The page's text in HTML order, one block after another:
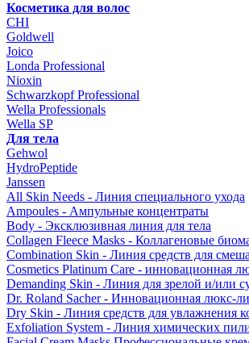
Косметика для волос
CHI
Goldwell
Joico
Londa Professional
Nioxin
Schwarzkopf Professional
Wella Professionals
Wella SP
Для тела
Gehwol
HydroPeptide
Janssen
All Skin Needs - Линия специального ухода
Ampoules - Ампульные концентраты
Body - Эксклюзивная линия для тела
Collagen Fleece Masks - Коллагеновые
Combination Skin - Линия средств для
Cosmetics Platinum Care - инновационная
Demanding Skin - Линия для зрелой и/или
Dr. Roland Sacher - Инновационная люкс-
Dry Skin - Линия средств для увлажнения
Exfoliation System - Линия химических